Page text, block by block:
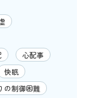
心配事
快眠
の制御困難